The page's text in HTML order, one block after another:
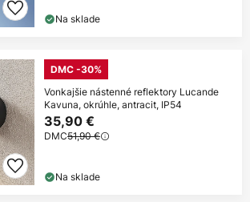
Na sklade
DMC -30%
Vonkajšie nástenné reflektory Lucande
Kavuna, okrúhle, antracit, IP54
35,90 €
DMC51,90 €
Na sklade